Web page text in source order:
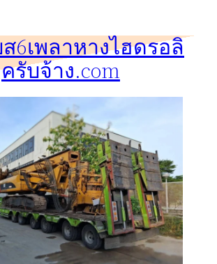
ส6เพลาหางไฮดรอลิ
ครับจ้าง.com